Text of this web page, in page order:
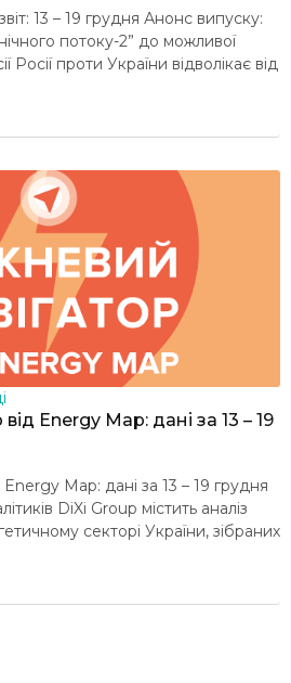
13 – 19 грудня Анонс випуску:
потоку-2” до можливої
Росії проти України відволікає від
проекту для європейського
покращити запаси вугілля на
свідченням вразливості
[…]
Energy Map: дані за 13 – 19
Map: дані за 13 – 19 грудня
DiXi Group містить аналіз
секторі України, зібраних
характеризувався
цьому частка АЕС в енергоміксі